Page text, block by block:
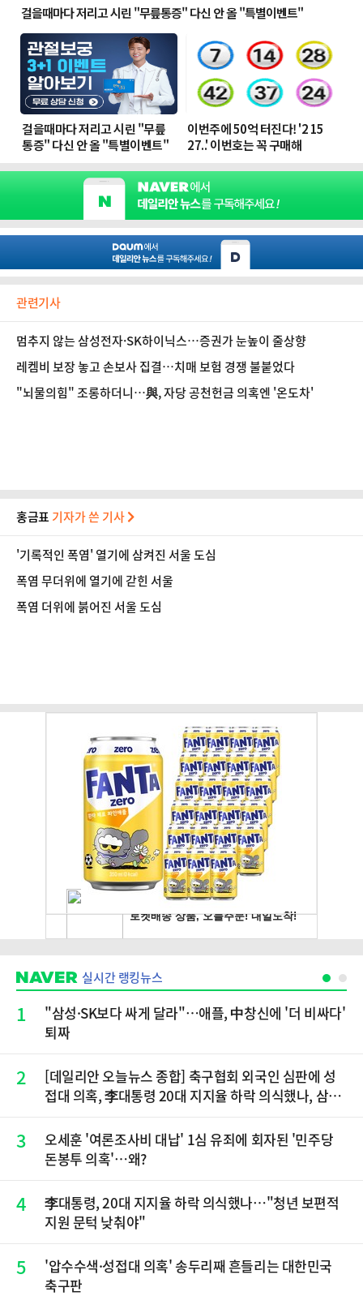
관련기사
멈추지 않는 삼성전자·SK하이닉스…증권가 눈높이 줄상향
레켐비 보장 놓고 손보사 집결…치매 보험 경쟁 불붙었다
"뇌물의힘" 조롱하더니…與, 자당 공천헌금 의혹엔 '온도차'
홍금표 기자가 쓴 기사
'기록적인 폭염' 열기에 삼켜진 서울 도심
폭염 무더위에 열기에 갇힌 서울
폭염 더위에 붉어진 서울 도심
실시간 랭킹뉴스
1
"삼성·SK보다 싸게 달라"…애플, 中창신에 '더 비싸다'
퇴짜
2
[데일리안 오늘뉴스 종합] 축구협회 외국인 심판에 성
접대 의혹, 李대통령 20대 지지율 하락 의식했나, 삼전
재점화, 김민석 "과반 승리 가능성 99%" 등
3
오세훈 '여론조사비 대납' 1심 유죄에 회자된 '민주당
돈봉투 의혹'…왜?
4
李대통령, 20대 지지율 하락 의식했나…"청년 보편적
지원 문턱 낮춰야"
5
'압수수색·성접대 의혹' 송두리째 흔들리는 대한민국
축구판